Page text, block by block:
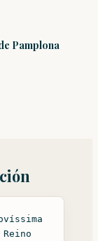
Pamplona